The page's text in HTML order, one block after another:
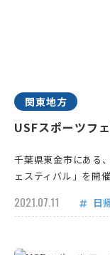
関東地方
USFスポーツフ
千葉県東金市にある
ェスティバル」を開
2021.07.11 日